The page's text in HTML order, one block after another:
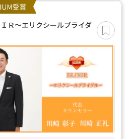
Ｒ～エリクシールブライダ